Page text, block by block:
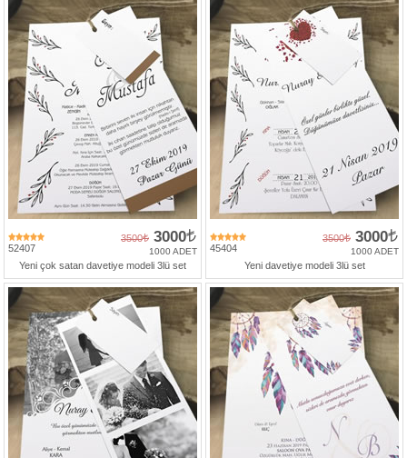
Karikatürlü
Davetiye
Modelleri
Sade
Düğün
Davetiye
Modelleri
Atatürk'lü
Davetiyeler
Papatyalı
Davetiye
Modelleri
Dini
Düğün
Davetiyeler
Numune
Talebi
(ücretsiz)
52407
3500 3000
1000 ADET
Yeni çok satan davetiye modeli 3lü set
45404
3500 3000
1000 ADET
Yeni davetiye modeli 3lü set